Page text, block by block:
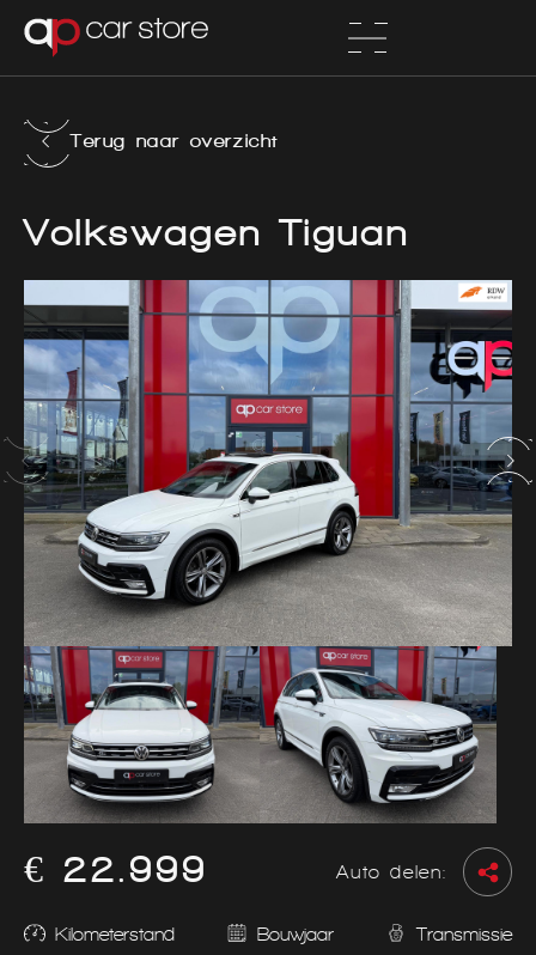
Terug naar overzicht
Volkswagen Tiguan
€ 22.999 Auto delen:
Kilometerstand Bouwjaar Transmissie